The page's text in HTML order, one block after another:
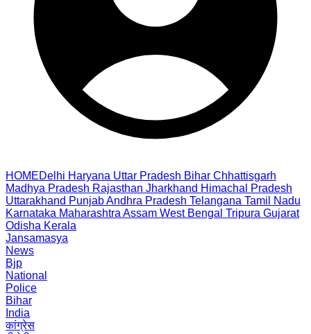
HOMEDelhi Haryana Uttar Pradesh Bihar Chhattisgarh
Madhya Pradesh Rajasthan Jharkhand Himachal Pradesh
Uttarakhand PunjabAndhra Pradesh Telangana Tamil Nadu
Karnataka Maharashtra Assam West Bengal Tripura Gujarat
Odisha Kerala
Jansamasya
News
Bjp
National
Police
Bihar
India
कांग्रेस